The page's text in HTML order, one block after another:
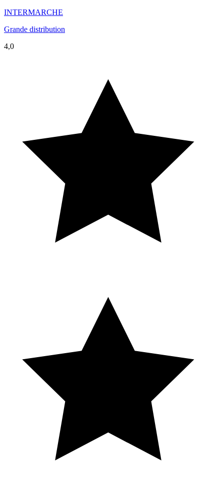
INTERMARCHE
Grande distribution
4,0